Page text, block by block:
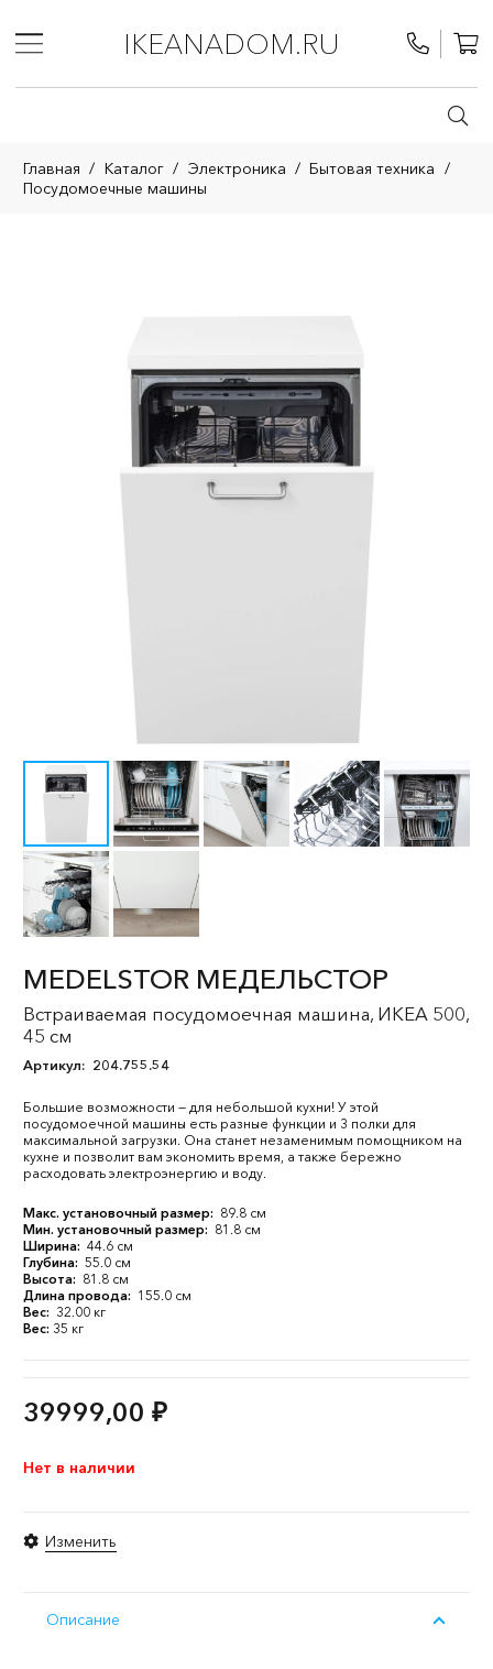
IKEANADOM.RU
Главная / Каталог / Электроника / Бытовая техника /
Посудомоечные машины
MEDELSTOR МЕДЕЛЬСТОР
Встраиваемая посудомоечная машина, ИКЕА 500,
45 см
Артикул: 204.755.54
Большие возможности — для небольшой кухни! У этой
посудомоечной машины есть разные функции и 3 полки для
максимальной загрузки. Она станет незаменимым помощником на
кухне и позволит вам экономить время, а также бережно
расходовать электроэнергию и воду.
Макс. установочный размер: 89.8 см
Мин. установочный размер: 81.8 см
Ширина: 44.6 см
Глубина: 55.0 см
Высота: 81.8 см
Длина провода: 155.0 см
Вес: 32.00 кг
Вес: 35 кг
39999,00 ₽
Нет в наличии
Изменить
Описание